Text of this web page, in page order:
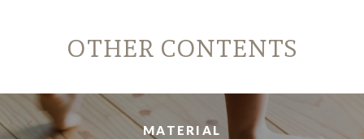
OTHER CONTENTS
MATERIAL